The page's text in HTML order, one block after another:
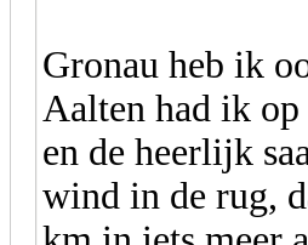
Gronau heb ik
Aalten had ik
en de heerlijk
wind in de rug,